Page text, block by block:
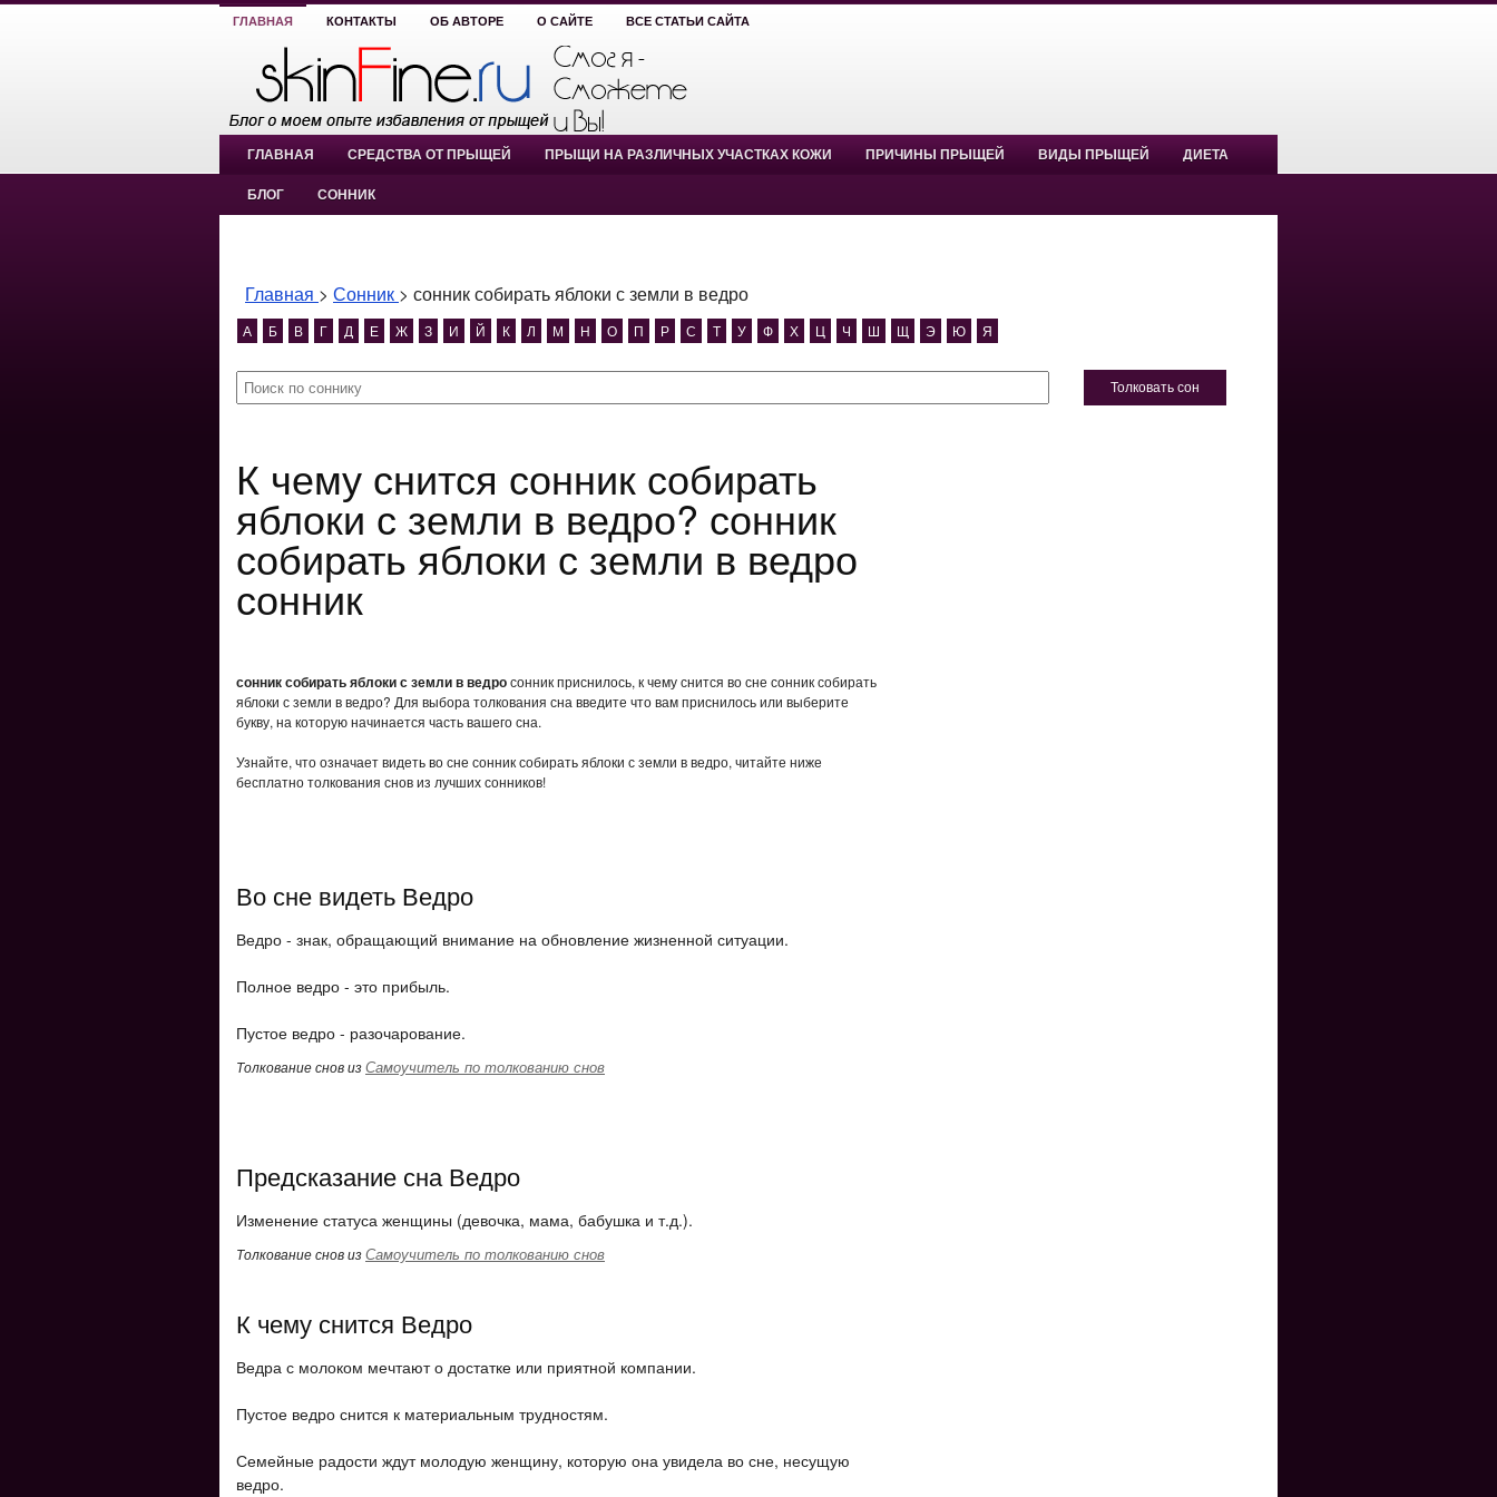
ГЛАВНАЯ КОНТАКТЫ ОБ АВТОРЕ О САЙТЕ ВСЕ СТАТЬИ САЙТА
ГЛАВНАЯ СРЕДСТВА ОТ ПРЫЩЕЙ ПРЫЩИ НА РАЗЛИЧНЫХ УЧАСТКАХ КОЖИ ПРИЧИНЫ ПРЫЩЕЙ ВИДЫ ПРЫЩЕЙ ДИЕТА
БЛОГ СОННИК
Главная > Сонник > сонник собирать яблоки с земли в ведро
А Б В Г Д Е Ж З И Й К Л М Н О П Р С Т У Ф Х Ц Ч Ш Щ Э Ю Я
Толковать сон
К чему снится сонник собирать
яблоки с земли в ведро? сонник
собирать яблоки с земли в ведро
сонник
сонник собирать яблоки с земли в ведросонник приснилось, к чему снится во сне сонник собирать
яблоки с земли в ведро? Для выбора толкования сна введите что вам приснилось или выберите
букву, на которую начинается часть вашего сна.
Узнайте, что означает видеть во сне сонник собирать яблоки с земли в ведро, читайте ниже
бесплатно толкования снов из лучших сонников!
Во сне видеть Ведро
Ведро - знак, обращающий внимание на обновление жизненной ситуации.
Полное ведро - это прибыль.
Пустое ведро - разочарование.
Толкование снов изСамоучитель по толкованию снов
Предсказание сна Ведро
Изменение статуса женщины (девочка, мама, бабушка и т.д.).
Толкование снов изСамоучитель по толкованию снов
К чему снится Ведро
Ведра с молоком мечтают о достатке или приятной компании.
Пустое ведро снится к материальным трудностям.
Семейные радости ждут молодую женщину, которую она увидела во сне, несущую
ведро.